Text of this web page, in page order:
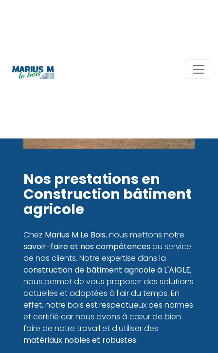
Nos prestations en
Construction bâtiment
agricole
Chez Marius M Le Bois, nous mettons notre
savoir-faire et nos compétencesau service
de nos clients. Notre expertise dans la
construction de bâtiment agricole à L'AIGLE,
nous permet de vous proposer des solutions
actuelles et adaptées à l'air du temps. En
effet, notre bois est respectueux des normes
et certifié car nous avons à cœur de bien
faire de notre travail et d'utiliser des
matériaux nobles et robustes.